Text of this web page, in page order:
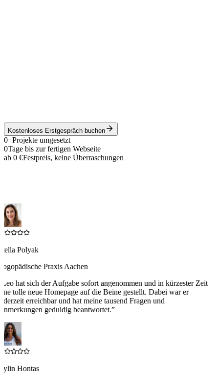
Kostenloses Erstgespräch buchen
0+Projekte umgesetzt
0Tage bis zur fertigen Webseite
ab 0 €Festpreis, keine Überraschungen
Polyak
Praxis Aachen
Leo hat sich der Aufgabe sofort angenommen und in kürzester Zeit
tolle neue Homepage auf die Beine gestellt. Dabei war er
erreichbar und hat meine tausend Fragen und
geduldig beantwortet.”
Hontas